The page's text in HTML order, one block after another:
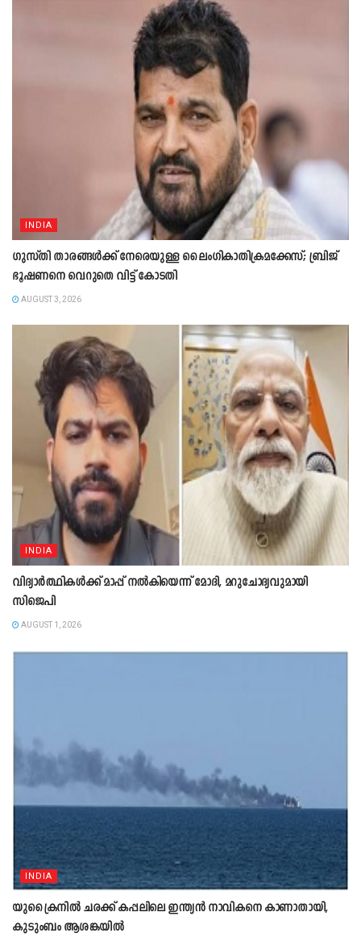
INDIA
ഗുസ്തി താരങ്ങൾക്ക് നേരെയുള്ള ലൈംഗികാതിക്രമക്കേസ്; ബ്രിജ്
ഭൂഷണനെ വെറുതെ വിട്ട് കോടതി
AUGUST 3, 2026
INDIA
വിദ്യാർത്ഥികൾക്ക് മാപ്പ് നൽകിയെന്ന് മോദി, മറുചോദ്യവുമായി
സിജെപി
AUGUST 1, 2026
INDIA
യുക്രൈനിൽ ചരക്ക് കപ്പലിലെ ഇന്ത്യൻ നാവികനെ കാണാതായി,
കുടുംബം ആശങ്കയിൽ